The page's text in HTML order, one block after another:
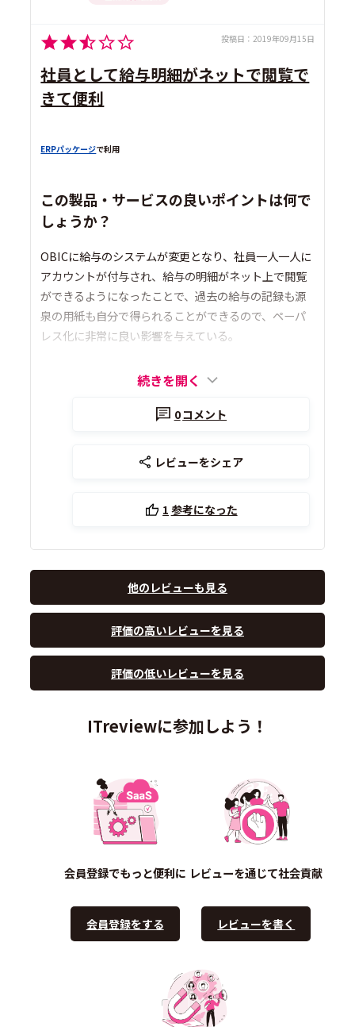
投稿日： 2019年09月15日
社員として給与明細がネットで閲覧で
きて便利
ERPパッケージで利用
この製品・サービスの良いポイントは何で
しょうか？
OBICに給与のシステムが変更となり、社員一人一人に
アカウントが付与され、給与の明細がネット上で閲覧
ができるようになったことで、過去の給与の記録も源
泉の用紙も自分で得られることができるので、ペーパ
レス化に非常に良い影響を与えている。
続きを開く
0コメント
レビューをシェア
1 参考になった
他のレビューも見る
評価の高いレビューを見る
評価の低いレビューを見る
ITreviewに参加しよう！
会員登録でもっと便利に
会員登録をする
レビューを通じて社会貢献
レビューを書く